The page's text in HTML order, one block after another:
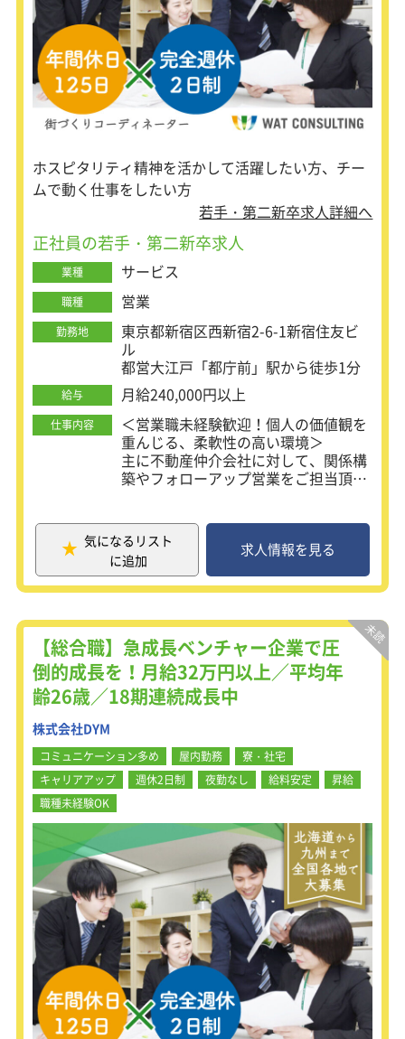
ホスピタリティ精神を活かして活躍したい方、チー
ムで動く仕事をしたい方
若手・第二新卒求人詳細へ
正社員の若手・第二新卒求人
業種 サービス
職種 営業
勤務地
東京都新宿区西新宿2-6-1新宿住友ビ
ル
都営大江戸「都庁前」駅から徒歩1分
給与 月給240,000円以上
仕事内容
＜営業職未経験歓迎！個人の価値観を
重んじる、柔軟性の高い環境＞
主に不動産仲介会社に対して、関係構
築やフォローアップ営業をご担当頂き
なるため、未経験でも挑戦ができるお
仕事内容です。大手不動産会社とのパ
イプや安定した基盤が強みの当社は創
業10年目で東証一部上場を果たし、家
り続けています。
現在、首都圏エリアで業務が急激に拡
大しているため、次の10年に向け更な
る成長フェーズを牽引いただける方を
募集します。
家を借りる際に、必要となる「保証
人」の役割を担うものです。家族関係
の希薄化が進む現代社会においてニー
業界の中でもパイオニア的な当社のサ
ービスは、ブランド力があり、サービ
スの質の高さで定評有。お客様に自信
を持って勧められる社会貢献性の高い
商材で、取引先に価値あるサービスを
提案することができます。
気になるリスト
に追加
求人情報を見る
【総合職】急成長ベンチャー企業で圧
倒的成長を！月給32万円以上／平均年
齢26歳／18期連続成長中
株式会社DYM
コミュニケーション多め 屋内勤務
寮・社宅
キャリアアップ
週休2日制 夜勤なし 給料安定
昇給
職種未経験OK